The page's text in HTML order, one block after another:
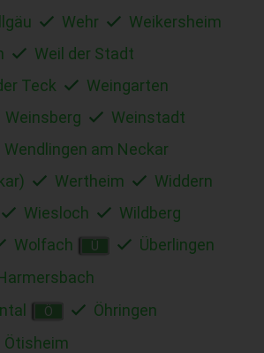
Wehr
Weikersheim
Weil der Stadt
Teck
Weingarten
Weinsberg
Weinstadt
Wendlingen am Neckar
Wertheim
Widdern
Wiesloch
Wildberg
Wolfach Ü Überlingen
Ö
Öhringen
Ötisheim